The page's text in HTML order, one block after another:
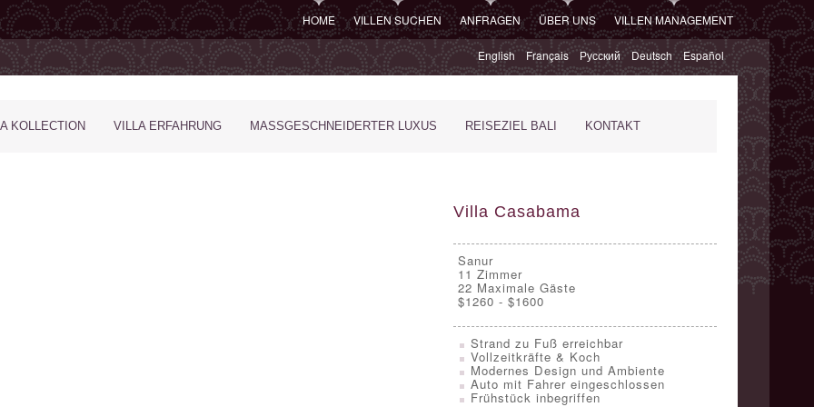
HOME VILLEN SUCHEN ANFRAGEN ÜBER UNS VILLEN MANAGEMENT
English Français Русский Deutsch Español
KOLLECTION VILLA ERFAHRUNG MASSGESCHNEIDERTER LUXUS REISEZIEL BALI KONTAKT
Villa Casabama
Sanur
11 Zimmer
22 Maximale Gäste
$1260 - $1600
Strand zu Fuß erreichbar
Vollzeitkräfte & Koch
Modernes Design und Ambiente
Auto mit Fahrer eingeschlossen
Frühstück inbegriffen